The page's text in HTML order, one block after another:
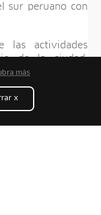
sur peruano con
las actividades
de la ciudad,
eneste enlace
más
x